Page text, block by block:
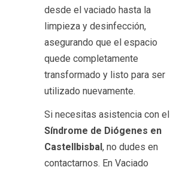
desde el vaciado hasta la
limpieza y desinfección,
asegurando que el espacio
quede completamente
transformado y listo para ser
utilizado nuevamente.
Si necesitas asistencia con el
Síndrome de Diógenes en
Castellbisbal, no dudes en
contactarnos. En Vaciado